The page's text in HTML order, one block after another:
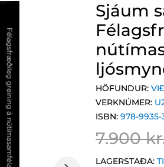
Sjáum
HÖFUNDUR:
VERKNÚMER:
ISBN:978-9935-
7.900
LAGERSTAÐA: